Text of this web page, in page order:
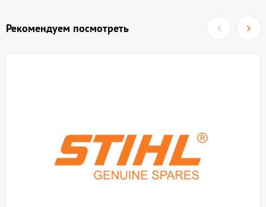
Рекомендуем посмотреть